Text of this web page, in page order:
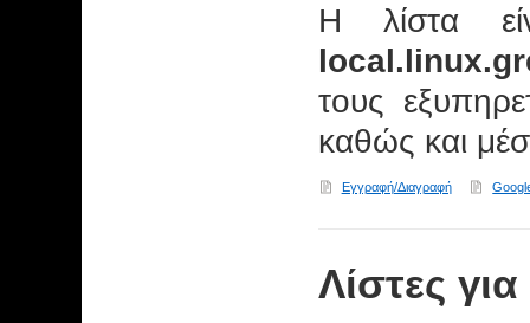
Η λίστα
τους
καθώς και
Εγγραφή/Διαγραφή
Λίστες